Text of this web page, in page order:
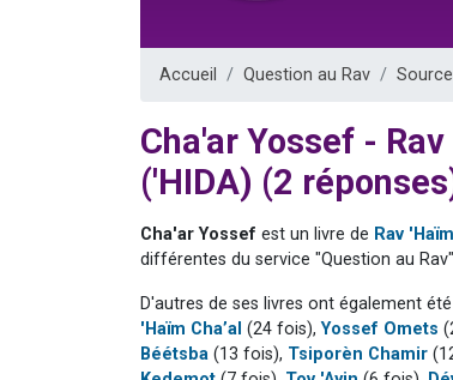
Accueil Question au Rav
Cha'ar Yossef -
('HIDA) (2
Cha'ar Yossef est un livre de Rav
différentes du service "Question au
D'autres de ses livres ont également
'Haïm Cha’al (24 fois),Yossef Omets
Béétsba (13 fois), Tsiporèn Chamir